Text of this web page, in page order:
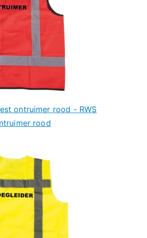
ontruimer rood - RWS
rood